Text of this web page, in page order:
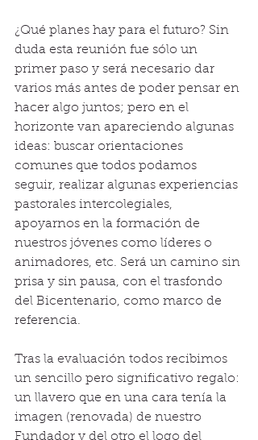
¿Qué planes hay para el futuro? Sin
duda esta reunión fue sólo un
primer paso y será necesario dar
varios más antes de poder pensar en
hacer algo juntos; pero en el
horizonte van apareciendo algunas
ideas: buscar orientaciones
comunes que todos podamos
seguir, realizar algunas experiencias
pastorales intercolegiales,
apoyarnos en la formación de
nuestros jóvenes como líderes o
animadores, etc. Será un camino sin
prisa y sin pausa, con el trasfondo
del Bicentenario, como marco de
referencia.
Tras la evaluación todos recibimos
un sencillo pero significativo regalo:
un llavero que en una cara tenía la
imagen (renovada) de nuestro
Fundador y del otro el logo del